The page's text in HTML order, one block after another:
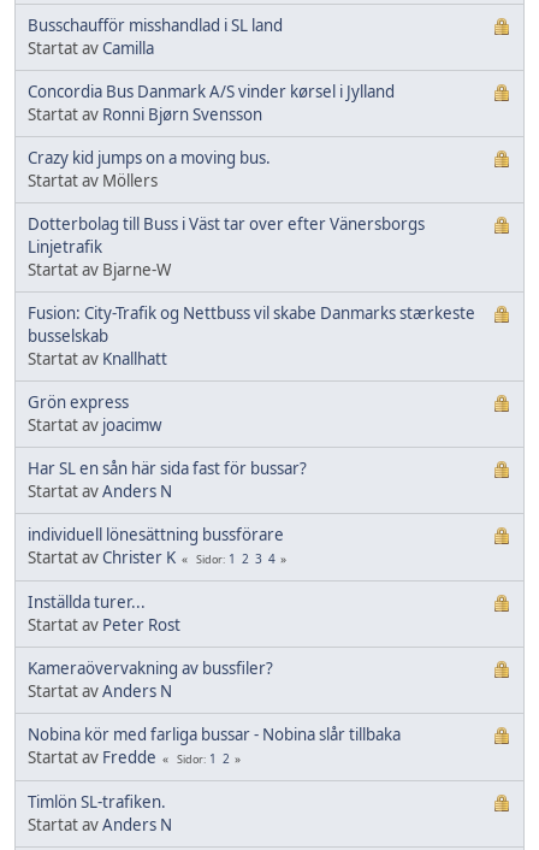
Busschaufför misshandlad i SL land
Startat avCamilla
Concordia Bus Danmark A/S vinder kørsel i Jylland
Startat av Ronni Bjørn Svensson
Crazy kid jumps on a moving bus.
Startat av Möllers
Dotterbolag till Buss i Väst tar over efter Vänersborgs
Linjetrafik
Startat av Bjarne-W
Fusion: City-Trafik og Nettbuss vil skabe Danmarks stærkeste
busselskab
Startat av Knallhatt
Grön express
Startat av joacimw
Har SL en sån här sida fast för bussar?
Startat avAnders N
individuell lönesättning bussförare
Startat avChrister K Sidor 1 2 3 4
Inställda turer...
Startat av Peter Rost
Kameraövervakning av bussfiler?
Startat avAnders N
Nobina kör med farliga bussar - Nobina slår tillbaka
Startat av Fredde Sidor 1 2
Timlön SL-trafiken.
Startat avAnders N